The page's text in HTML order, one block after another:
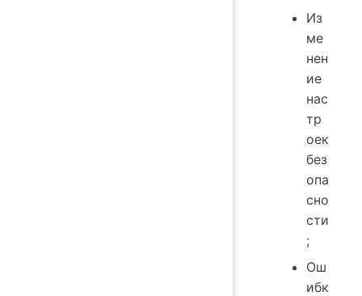
Из
ме
нен
ие
нас
тр
оек
без
опа
сно
сти
;
Ош
ибк